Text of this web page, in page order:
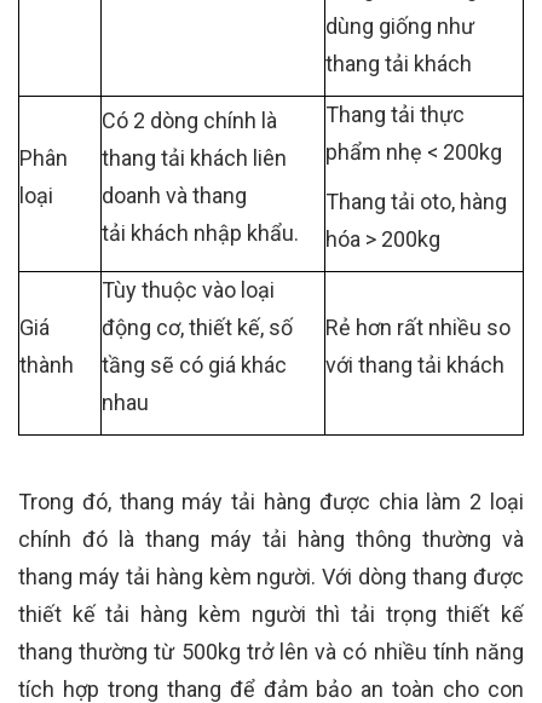
dùng giống như
thang tải khách
Phân
loại
Có 2 dòng chính là
thang tải khách liên
doanh và thang
tải khách nhập khẩu.
Thang tải thực
phẩm nhẹ < 200kg
Thang tải oto, hàng
hóa > 200kg
Giá
thành
Tùy thuộc vào loại
động cơ, thiết kế, số
tầng sẽ có giá khác
nhau
Rẻ hơn rất nhiều so
với thang tải khách
Trong đó, thang máy tải hàng được chia làm 2 loại
chính đó là thang máy tải hàng thông thường và
thang máy tải hàng kèm người. Với dòng thang được
thiết kế tải hàng kèm người thì tải trọng thiết kế
thang thường từ 500kg trở lên và có nhiều tính năng
tích hợp trong thang để đảm bảo an toàn cho con